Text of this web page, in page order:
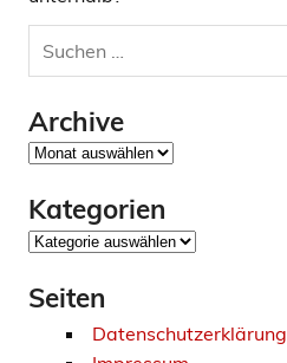
Archive
Archive
Kategorien
Kategorien
Seiten
Datenschutzerklärung